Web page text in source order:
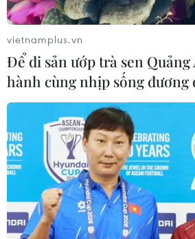
vietnamplus.vn
Để di sản ướp trà sen Quảng
hành cùng nhịp sống đương